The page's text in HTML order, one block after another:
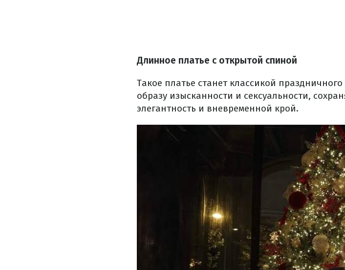
Длинное платье с открытой спиной
Такое платье станет классикой
образу изысканности и сексуальности,
элегантность и вневременной крой.